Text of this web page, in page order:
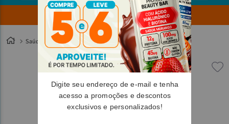
Envie sua Receita
Saúde Digestão e Refluxo
TERMOS MAIS BUSCADOS
magnesio
omega 3
tadalafila
vitamina d
TERMOS MAIS BUSCADOS
magnesio
omega 3
tadalafila
vitamina dDigite seu endereço de e-mail e tenha
acesso a promoções e descontos
exclusivos e personalizados!